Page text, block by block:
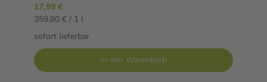
17,99 €
359,80 € / 1 l
sofort lieferbar
In den Warenkorb